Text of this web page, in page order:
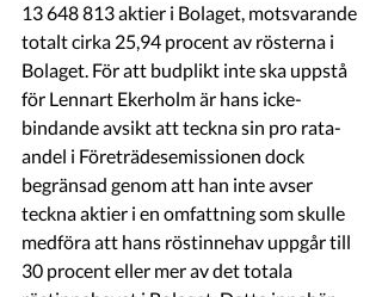
13 648 813 aktier i Bolaget, motsvarande
totalt cirka 25,94 procent av rösterna i
Bolaget. För att budplikt inte ska uppstå
för Lennart Ekerholm är hans icke-
bindande avsikt att teckna sin pro rata-
andel i Företrädesemissionen dock
begränsad genom att han inte avser
teckna aktier i en omfattning som skulle
medföra att hans röstinnehav uppgår till
30 procent eller mer av det totala